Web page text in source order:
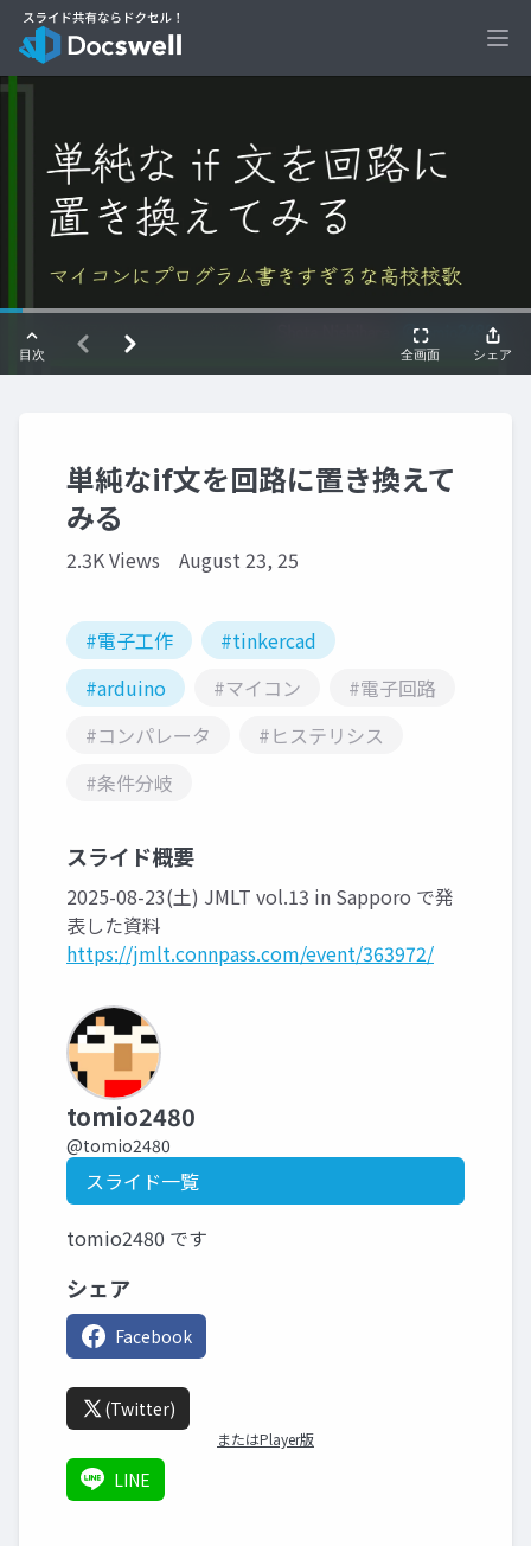
単純なif文を回路に置き換えて
みる
2.3K Views August 23, 25
#電子工作
#tinkercad
#arduino
#マイコン
#電子回路
#コンパレータ
#ヒステリシス
#条件分岐
スライド概要
2025-08-23(土) JMLT vol.13 in Sapporo で発
表した資料
https://jmlt.connpass.com/event/363972/
tomio2480
@tomio2480
スライド一覧
tomio2480 です
シェア
Facebook
(Twitter)
またはPlayer版
LINE